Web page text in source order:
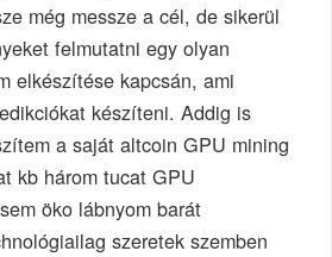
még messze a cél, de sikerül
felmutatni egy olyan
elkészítése kapcsán, ami
készíteni. Addig is
a saját altcoin GPU mining
kb három tucat GPU
öko lábnyom barát
szeretek szemben